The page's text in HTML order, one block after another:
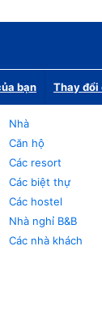
bạn Thay đổi
Nhà
Căn hộ
Các resort
Các biệt thự
Các hostel
Nhà nghỉ B&B
Các nhà khách